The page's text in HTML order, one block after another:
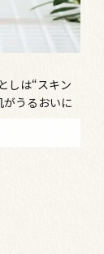
しは“スキン
うるおいに